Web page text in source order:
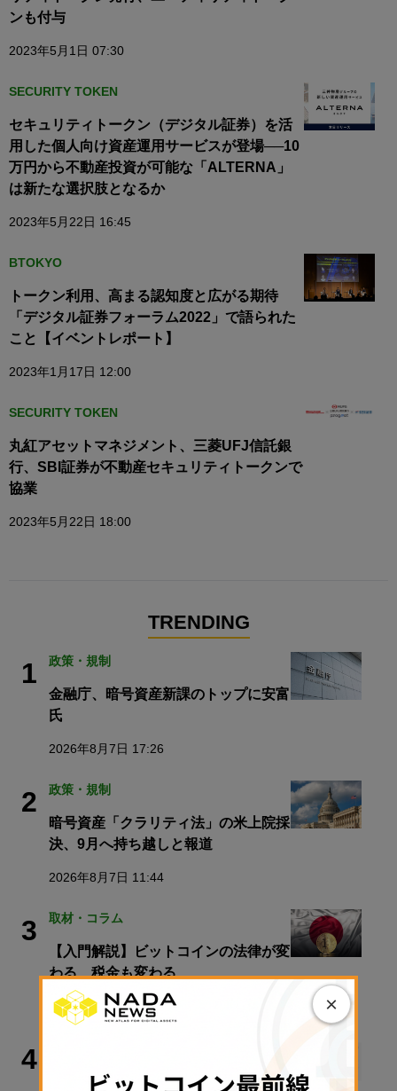
ンも付与
2023年5月1日 07:30
SECURITY TOKEN
セキュリティトークン（デジタル証券）を活
用した個人向け資産運用サービスが登場──10
万円から不動産投資が可能な「ALTERNA」
は新たな選択肢となるか
2023年5月22日 16:45
BTOKYO
トークン利用、高まる認知度と広がる期待
「デジタル証券フォーラム2022」で語られた
こと【イベントレポート】
2023年1月17日 12:00
SECURITY TOKEN
丸紅アセットマネジメント、三菱UFJ信託銀
行、SBI証券が不動産セキュリティトークンで
協業
2023年5月22日 18:00
TRENDING
1 政策・規制
金融庁、暗号資産新課のトップに安富
氏
2026年8月7日 17:26
2 政策・規制
暗号資産「クラリティ法」の米上院採
決、9月へ持ち越しと報道
2026年8月7日 11:44
3 取材・コラム
【入門解説】ビットコインの法律が変
わる、税金も変わる
2026年8月7日 14:15
4
ビットコイン、イランの米艦排除でリ
×